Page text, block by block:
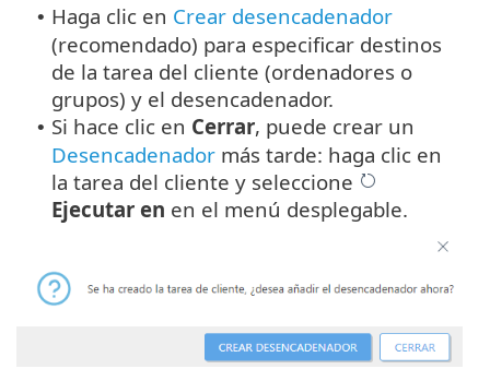
• Haga clic en Crear desencadenador
(recomendado) para especificar destinos
de la tarea del cliente (ordenadores o
grupos) y el desencadenador.
• Si hace clic en Cerrar, puede crear un
Desencadenador más tarde: haga clic en
la tarea del cliente y seleccione
Ejecutar en en el menú desplegable.